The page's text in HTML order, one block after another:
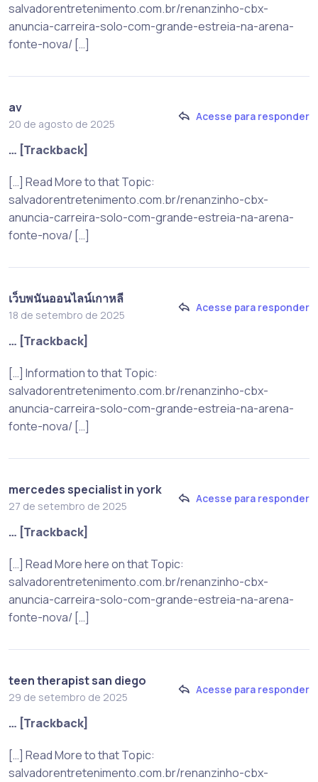
salvadorentretenimento.com.br/renanzinho-cbx-
anuncia-carreira-solo-com-grande-estreia-na-arena-
fonte-nova/ […]
av
20 de agosto de 2025
Acesse para responder
… [Trackback]
[…] Read More to that Topic:
salvadorentretenimento.com.br/renanzinho-cbx-
anuncia-carreira-solo-com-grande-estreia-na-arena-
fonte-nova/ […]
เว็บพนันออนไลน์เกาหลี
18 de setembro de 2025
Acesse para responder
… [Trackback]
[…] Information to that Topic:
salvadorentretenimento.com.br/renanzinho-cbx-
anuncia-carreira-solo-com-grande-estreia-na-arena-
fonte-nova/ […]
mercedes specialist in york
27 de setembro de 2025
Acesse para responder
… [Trackback]
[…] Read More here on that Topic:
salvadorentretenimento.com.br/renanzinho-cbx-
anuncia-carreira-solo-com-grande-estreia-na-arena-
fonte-nova/ […]
teen therapist san diego
29 de setembro de 2025
Acesse para responder
… [Trackback]
[…] Read More to that Topic:
salvadorentretenimento.com.br/renanzinho-cbx-